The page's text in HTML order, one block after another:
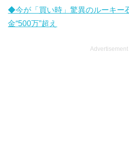
◆今が「買い時」驚異のルーキ
金“500万”超え
Advertisement